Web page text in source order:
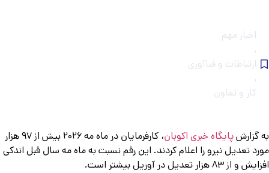
اخبار مهم
ارتباطات و فناآوری
کار و تعاون
گزارشپایگاه خبری اکوبان
، کارفرمایان در ماه مه ۲۰۲۶ بیش از ۹۷ هزار
تعدیل نیرو را اعلام کردند. این رقم نسبت به ماه مه سال قبل اندکی
۸۳ هزار تعدیل در آوریل بیشتر است.